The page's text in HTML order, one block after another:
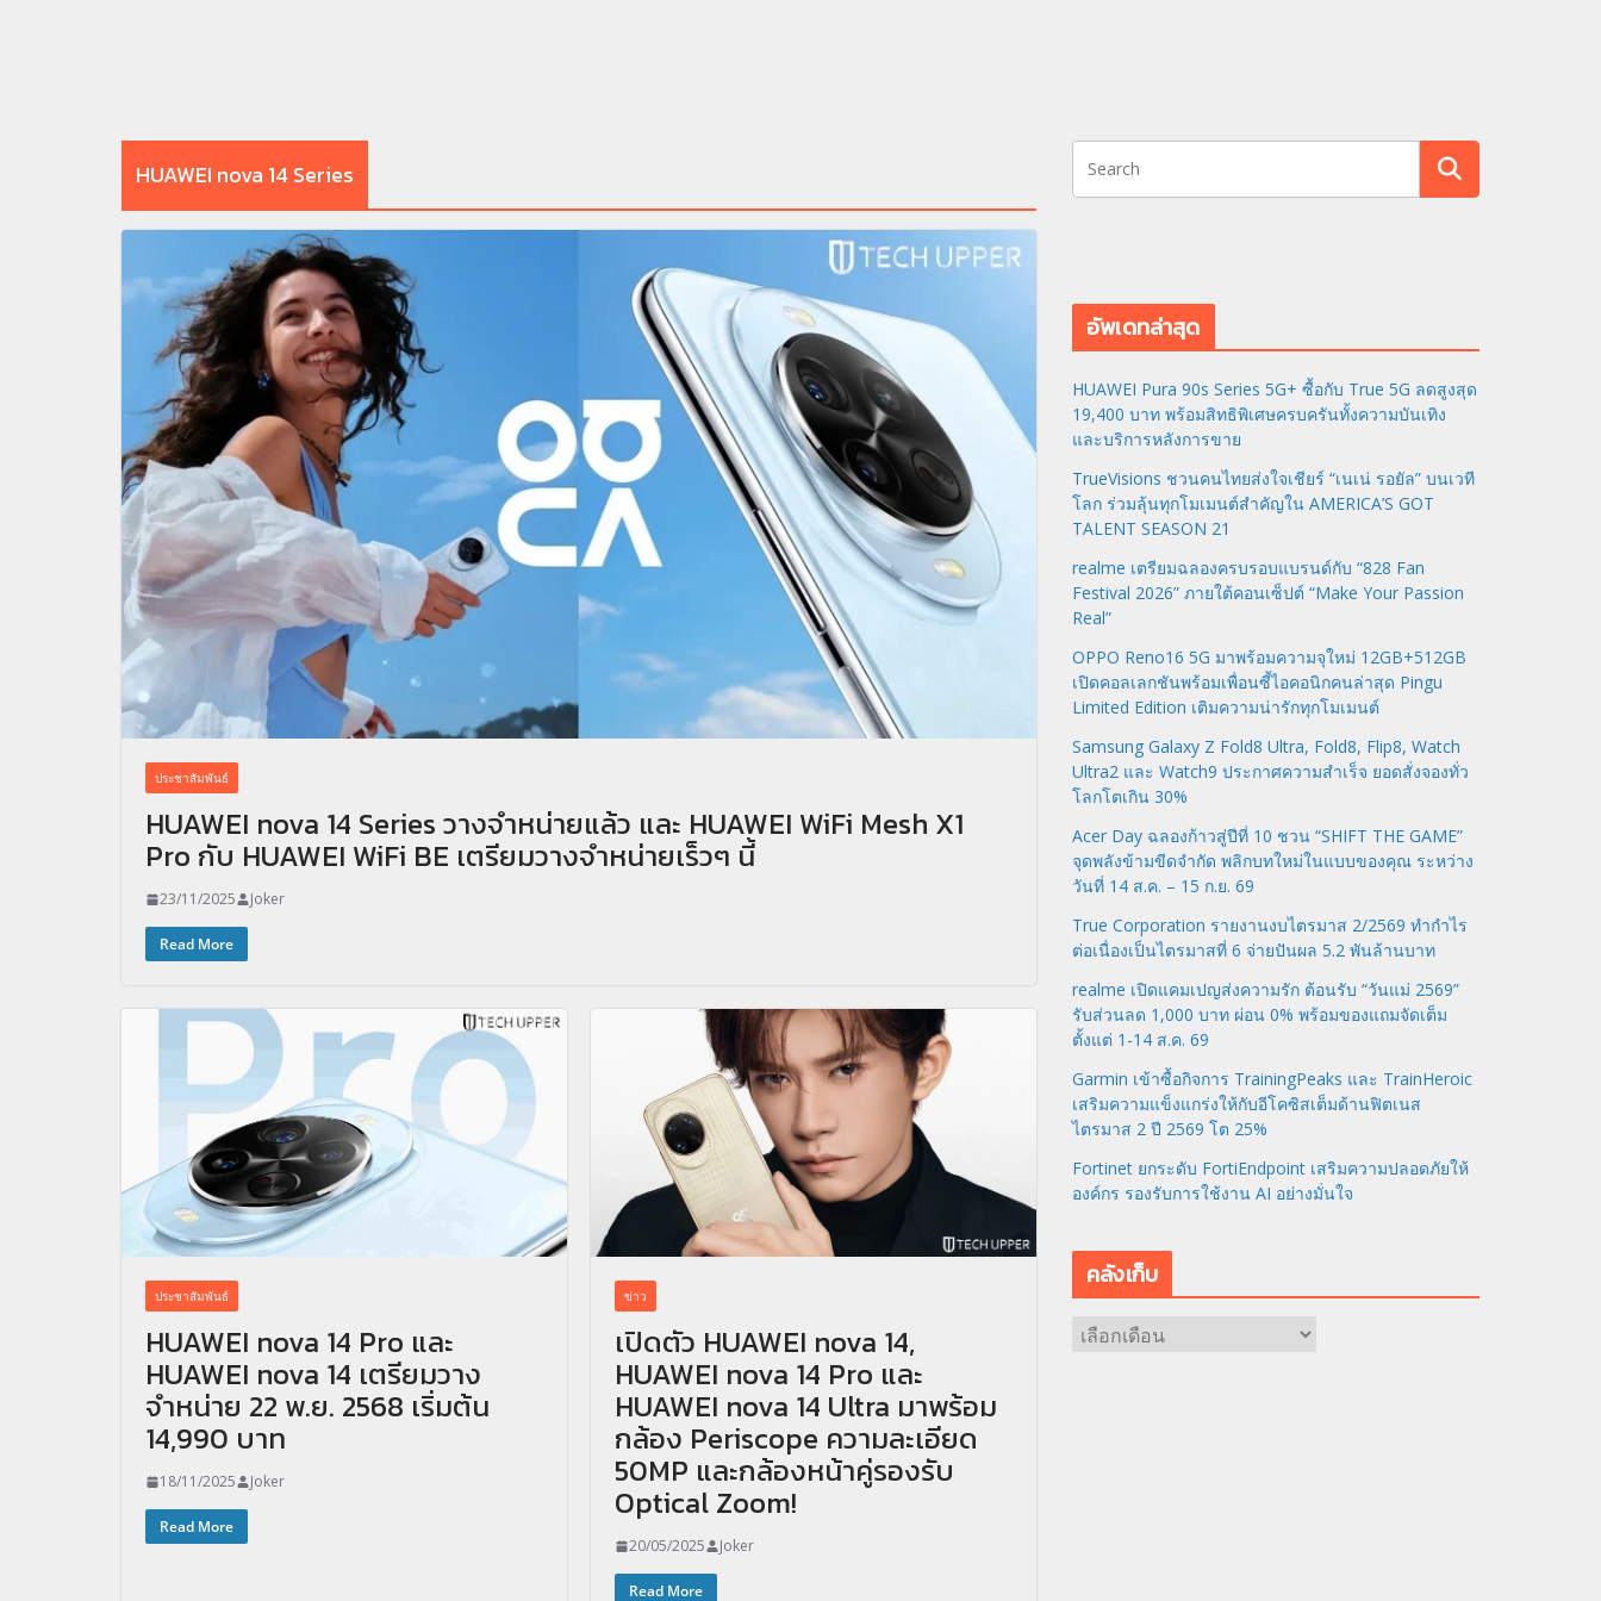
HUAWEI nova 14 Series
ประชาสัมพันธ์
HUAWEI nova 14 Series วางจำหน่ายแล้ว และ HUAWEI WiFi Mesh X1
Pro กับ HUAWEI WiFi BE เตรียมวางจำหน่ายเร็วๆ นี้
23/11/2025 Joker
Read More
ประชาสัมพันธ์
HUAWEI nova 14 Pro และ
HUAWEI nova 14 เตรียมวาง
จำหน่าย 22 พ.ย. 2568 เริ่มต้น
14,990 บาท
18/11/2025 Joker
Read More
ข่าว
เปิดตัว HUAWEI nova 14,
HUAWEI nova 14 Pro และ
HUAWEI nova 14 Ultra มาพร้อม
กล้อง Periscope ความละเอียด
50MP และกล้องหน้าคู่รองรับ
Optical Zoom!
20/05/2025 Joker
Read More
อัพเดทล่าสุด
HUAWEI Pura 90s Series 5G+ ซื้อกับ True 5G ลดสูงสุด
19,400 บาท พร้อมสิทธิพิเศษครบครันทั้งความบันเทิง
และบริการหลังการขาย
TrueVisions ชวนคนไทยส่งใจเชียร์ “เนเน่ รอยัล” บนเวที
โลก ร่วมลุ้นทุกโมเมนต์สำคัญใน AMERICA’S GOT
TALENT SEASON 21
realme เตรียมฉลองครบรอบแบรนด์กับ “828 Fan
Festival 2026” ภายใต้คอนเซ็ปต์ “Make Your Passion
Real”
OPPO Reno16 5G มาพร้อมความจุใหม่ 12GB+512GB
เปิดคอลเลกชันพร้อมเพื่อนซี้ไอคอนิกคนล่าสุด Pingu
Limited Edition เติมความน่ารักทุกโมเมนต์
Samsung Galaxy Z Fold8 Ultra, Fold8, Flip8, Watch
Ultra2 และ Watch9 ประกาศความสำเร็จ ยอดสั่งจองทั่ว
โลกโตเกิน 30%
Acer Day ฉลองก้าวสู่ปีที่ 10 ชวน “SHIFT THE GAME”
จุดพลังข้ามขีดจำกัด พลิกบทใหม่ในแบบของคุณ ระหว่าง
วันที่ 14 ส.ค. – 15 ก.ย. 69
True Corporation รายงานงบไตรมาส 2/2569 ทำกำไร
ต่อเนื่องเป็นไตรมาสที่ 6 จ่ายปันผล 5.2 พันล้านบาท
realme เปิดแคมเปญส่งความรัก ต้อนรับ “วันแม่ 2569”
รับส่วนลด 1,000 บาท ผ่อน 0% พร้อมของแถมจัดเต็ม
ตั้งแต่ 1-14 ส.ค. 69
Garmin เข้าซื้อกิจการ TrainingPeaks และ TrainHeroic
เสริมความแข็งแกร่งให้กับอีโคซิสเต็มด้านฟิตเนส
ไตรมาส 2 ปี 2569 โต 25%
Fortinet ยกระดับ FortiEndpoint เสริมความปลอดภัยให้
องค์กร รองรับการใช้งาน AI อย่างมั่นใจ
คลังเก็บ